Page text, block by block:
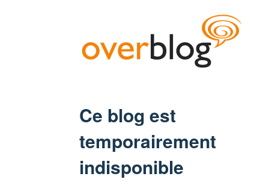
Ce blog est
temporairement
indisponible